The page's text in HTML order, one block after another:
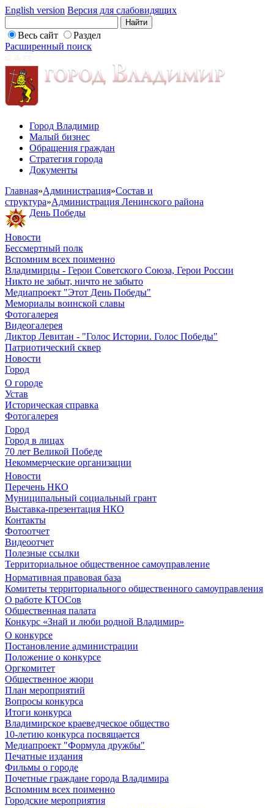
English version Версия для слабовидящих
Весь сайт
Раздел
Расширенный поиск
Город Владимир
Малый бизнес
Обращения граждан
Стратегия города
Документы
Главная»Администрация»Состав и
структура»Администрация Ленинского района
День Победы
Новости
Бессмертный полк
Вспомним всех поименно
Владимирцы - Герои Советского Союза, Герои России
Никто не забыт, ничто не забыто
Медиапроект "Этот День Победы"
Мемориалы воинской славы
Фотогалерея
Видеогалерея
Диктор Левитан - "Голос Истории. Голос Победы"
Патриотический сквер
Новости
Город
О городе
Устав
Историческая справка
Фотогалерея
Город
Город в лицах
70 лет Великой Победе
Некоммерческие организации
Новости
Перечень НКО
Муниципальный социальный грант
Выставка-презентация НКО
Контакты
Фотоотчет
Видеоотчет
Полезные ссылки
Территориальное общественное самоуправление
Нормативная правовая база
Комитеты территориального общественного самоуправления
О работе КТОСов
Общественная палата
Конкурс «Знай и люби родной Владимир»
О конкурсе
Постановление администрации
Положение о конкурсе
Оргкомитет
Общественное жюри
План мероприятий
Вопросы конкурса
Итоги конкурса
Владимирское краеведческое общество
10-летию конкурса посвящается
Медиапроект "Формула дружбы"
Печатные издания
Фильмы о городе
Почетные граждане города Владимира
Вспомним всех поименно
Городские мероприятия